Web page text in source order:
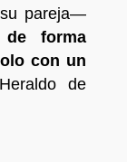
pareja—
de forma
con un
de